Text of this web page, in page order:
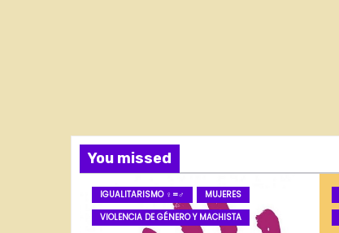
You missed
IGUALITARISMO ♀=♂
MUJERES
VIOLENCIA DE GÉNERO Y MACHISTA